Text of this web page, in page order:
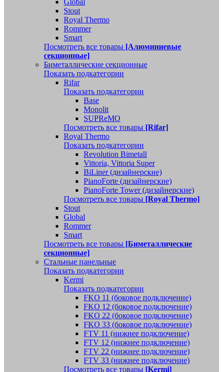
Global
Stout
Royal Thermo
Rommer
Smart
Посмотреть все товары [Алюминиевые
секционные]
Биметаллические секционные
Показать подкатегории
Rifar
Показать подкатегории
Base
Monolit
SUPReMO
Посмотреть все товары [Rifar]
Royal Thermo
Показать подкатегории
Revolution Bimetall
Vittoria, Vittoria Super
BiLiner (дизайнерские)
PianoForte (дизайнерские)
PianoForte Tower (дизайнерские)
Посмотреть все товары [Royal Thermo]
Stout
Global
Rommer
Smart
Посмотреть все товары [Биметаллические
секционные]
Стальные панельные
Показать подкатегории
Kermi
Показать подкатегории
FKO 11 (боковое подключение)
FKO 12 (боковое подключение)
FKO 22 (боковое подключение)
FKO 33 (боковое подключение)
FTV 11 (нижнее подключение)
FTV 12 (нижнее подключение)
FTV 22 (нижнее подключение)
FTV 33 (нижнее подключение)
Посмотреть все товары [Kermi]